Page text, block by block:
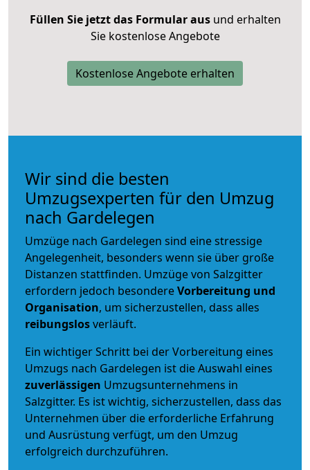
Füllen Sie jetzt das Formular ausund erhalten
Sie kostenlose Angebote
Kostenlose Angebote erhalten
Wir sind die besten
Umzugsexperten für den Umzug
nach Gardelegen
Umzüge nach Gardelegen sind eine stressige
Angelegenheit, besonders wenn sie über große
Distanzen stattfinden. Umzüge von Salzgitter
erfordern jedoch besondereVorbereitung und
Organisation, um sicherzustellen, dass alles
reibungslosverläuft.
Ein wichtiger Schritt bei der Vorbereitung eines
Umzugs nach Gardelegen ist die Auswahl eines
zuverlässigen Umzugsunternehmens in
Salzgitter. Es ist wichtig, sicherzustellen, dass das
Unternehmen über die erforderliche Erfahrung
und Ausrüstung verfügt, um den Umzug
erfolgreich durchzuführen.